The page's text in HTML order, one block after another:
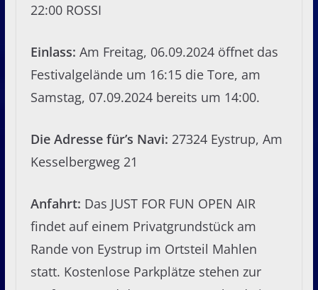
22:00 ROSSI
Einlass: Am Freitag, 06.09.2024 öffnet das
Festivalgelände um 16:15 die Tore, am
Samstag, 07.09.2024 bereits um 14:00.
Die Adresse für’s Navi: 27324 Eystrup, Am
Kesselbergweg 21
Anfahrt: Das JUST FOR FUN OPEN AIR
findet auf einem Privatgrundstück am
Rande von Eystrup im Ortsteil Mahlen
statt. Kostenlose Parkplätze stehen zur